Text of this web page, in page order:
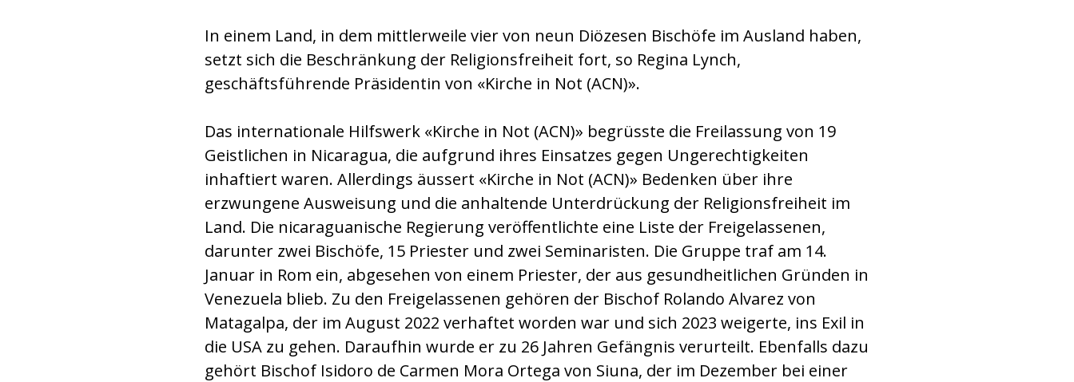
In einem Land, in dem mittlerweile vier von neun Diözesen Bischöfe im Ausland haben,
setzt sich die Beschränkung der Religionsfreiheit fort, so Regina Lynch,
geschäftsführende Präsidentin von «Kirche in Not (ACN)».
Das internationale Hilfswerk «Kirche in Not (ACN)» begrüsste die Freilassung von 19
Geistlichen in Nicaragua, die aufgrund ihres Einsatzes gegen Ungerechtigkeiten
inhaftiert waren. Allerdings äussert «Kirche in Not (ACN)» Bedenken über ihre
erzwungene Ausweisung und die anhaltende Unterdrückung der Religionsfreiheit im
Land. Die nicaraguanische Regierung veröffentlichte eine Liste der Freigelassenen,
darunter zwei Bischöfe, 15 Priester und zwei Seminaristen. Die Gruppe traf am 14.
Januar in Rom ein, abgesehen von einem Priester, der aus gesundheitlichen Gründen in
Venezuela blieb. Zu den Freigelassenen gehören der Bischof Rolando Alvarez von
Matagalpa, der im August 2022 verhaftet worden war und sich 2023 weigerte, ins Exil in
die USA zu gehen. Daraufhin wurde er zu 26 Jahren Gefängnis verurteilt. Ebenfalls dazu
gehört Bischof Isidoro de Carmen Mora Ortega von Siuna, der im Dezember bei einer